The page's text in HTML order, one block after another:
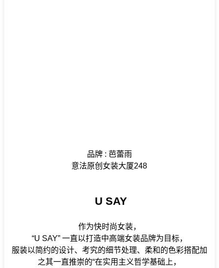
品牌 : 芭蕾雨
意法原创女装大厦248
U SAY
作为快时尚女装，
“U SAY” 一直以打造中高端女装品牌为目标，
服装以简约的设计、考究的细节处理、柔和的色彩搭配加
之其一直推崇的“在实用主义哲学基础上，